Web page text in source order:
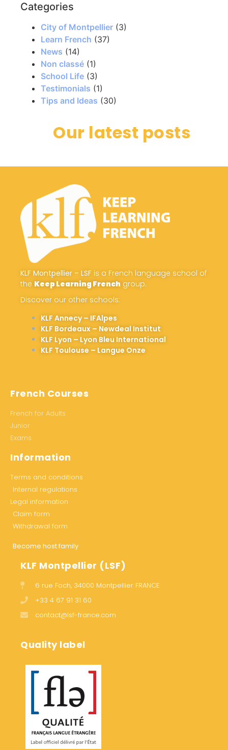
Categories
City of Montpellier (3)
Learn French (37)
News (14)
Non classé (1)
School Life (3)
Testimonials (1)
Tips and Ideas (30)
Our latest posts
KLF Montpellier – LSF is a French language school of
the Keep Learning French group.
Discover our other schools:
KLF Annecy – IFAlpes
KLF Bordeaux – Newdeal Institut
KLF Lyon – Lyon Bleu International
KLF Toulouse – Langue Onze
French Courses
French for Adults
Junior
Exams
Information
Terms and conditions
Internal regulations
Legal information
Claim form
Withdrawal form
Become host family
KLF Montpellier (LSF)
6 rue Foch, 34000 Montpellier FRANCE
+33 4 67 91 31 60
contact@lsf-france.com
Quality label